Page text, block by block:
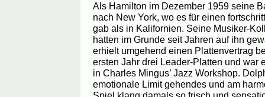
Als Hamilton im Dezember 1959 seine
nach New York, wo es für einen
gab als in Kalifornien. Seine Musiker-
hatten im Grunde seit Jahren auf ihn
erhielt umgehend einen Plattenvertrag
ersten Jahr drei Leader-Platten und war
in Charles Mingus’ Jazz Workshop.
emotionale Limit gehendes und am